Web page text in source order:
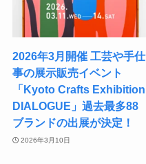
2026年3月開催 工芸や手仕
事の展示販売イベント
「Kyoto Crafts Exhibition
DIALOGUE」過去最多88
ブランドの出展が決定！
2026年3月10日